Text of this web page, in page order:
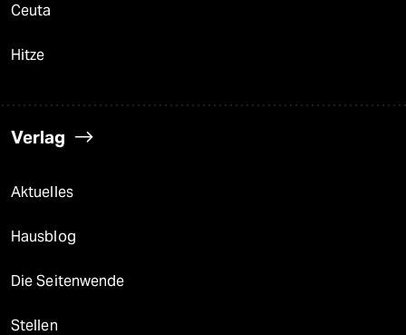
Ceuta
Hitze
Verlag
Aktuelles
Hausblog
Die Seitenwende
Stellen